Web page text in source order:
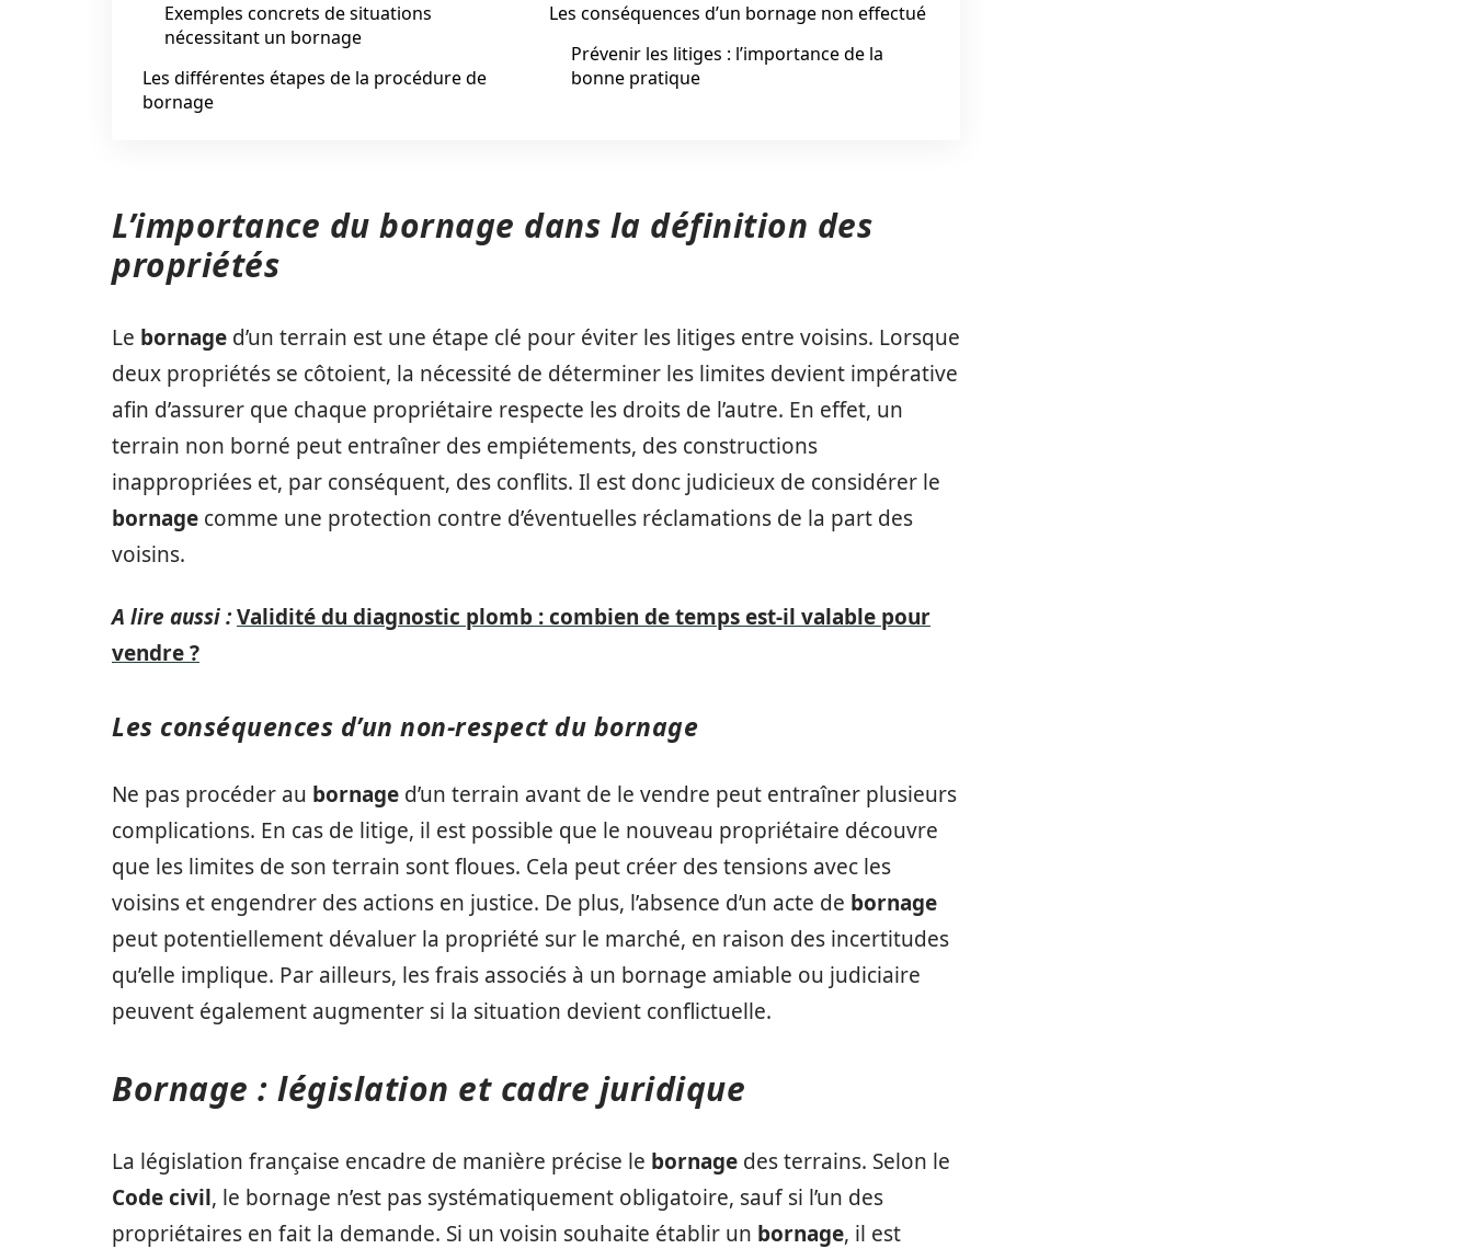
Exemples concrets de situations
nécessitant un bornage
Les différentes étapes de la procédure de
bornage
Les conséquences d’un bornage non effectué
Prévenir les litiges : l’importance de la
bonne pratique
L’importance du bornage dans la définition des
propriétés
Le bornage d’un terrain est une étape clé pour éviter les litiges entre voisins. Lorsque
deux propriétés se côtoient, la nécessité de déterminer les limites devient impérative
afin d’assurer que chaque propriétaire respecte les droits de l’autre. En effet, un
terrain non borné peut entraîner des empiétements, des constructions
inappropriées et, par conséquent, des conflits. Il est donc judicieux de considérer le
bornage comme une protection contre d’éventuelles réclamations de la part des
voisins.
A lire aussi :Validité du diagnostic plomb : combien de temps est-il valable pour
vendre ?
Les conséquences d’un non-respect du bornage
Ne pas procéder au bornage d’un terrain avant de le vendre peut entraîner plusieurs
complications. En cas de litige, il est possible que le nouveau propriétaire découvre
que les limites de son terrain sont floues. Cela peut créer des tensions avec les
voisins et engendrer des actions en justice. De plus, l’absence d’un acte de bornage
peut potentiellement dévaluer la propriété sur le marché, en raison des incertitudes
qu’elle implique. Par ailleurs, les frais associés à un bornage amiable ou judiciaire
peuvent également augmenter si la situation devient conflictuelle.
Bornage : législation et cadre juridique
La législation française encadre de manière précise le bornage des terrains. Selon le
Code civil, le bornage n’est pas systématiquement obligatoire, sauf si l’un des
propriétaires en fait la demande. Si un voisin souhaite établir un bornage, il est